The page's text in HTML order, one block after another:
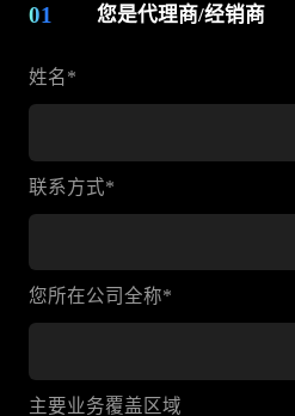
01 您是代理商/经销商
姓名*
联系方式*
您所在公司全称*
主要业务覆盖区域